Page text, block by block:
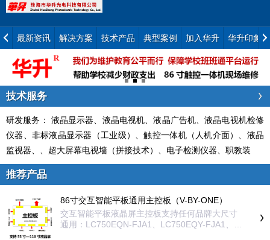
最新资讯 解决方案 技术产品 典型案例 加入华升 华升印象
技术服务
研发服务： 液晶显示器、液晶电视机、液晶广告机、液晶电视机检修
仪器、非标液晶显示器（工业级）、触控一体机（人机介面）、液晶
监视器、、超大屏幕电视墙（拼接技术）、电子检测仪器、职教装
推荐产品
86寸交互智能平板通用主控板（V-BY-ONE）
交互智能平板液晶屏主控板支持任何品牌大尺寸
通用：LC750EQN-FJA1、LC750EQY-FJA1、L